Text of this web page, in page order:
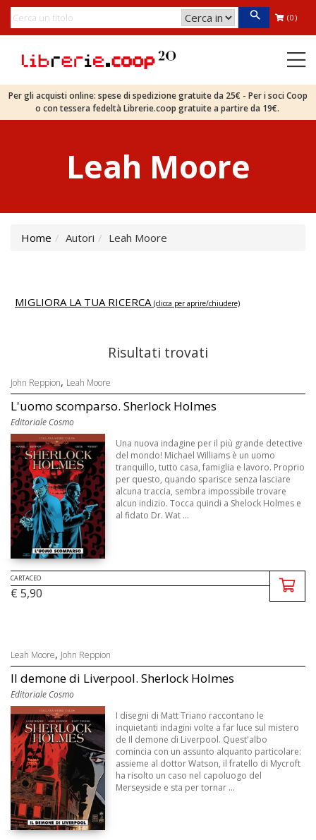
(0)
Per gli acquisti online: spese di spedizione gratuite da 25€ - Per i soci Coop
o con tessera fedeltà Librerie.coop gratuite a partire da 19€.
Leah Moore
Home Autori Leah Moore
MIGLIORA LA TUA RICERCA (clicca per aprire/chiudere)
Risultati trovati
John Reppion, Leah Moore
L'uomo scomparso. Sherlock Holmes
Editoriale Cosmo
Una nuova indagine per il più grande detective
del mondo! Michael Williams è un uomo
tranquillo, tutto casa, famiglia e lavoro. Proprio
per questo, quando sparisce senza lasciare
alcuna traccia, sembra impossibile trovare
alcun indizio. Tocca quindi a Shelock Holmes e
al fidato Dr. Wat ...
CARTACEO
€ 5,90
Leah Moore, John Reppion
Il demone di Liverpool. Sherlock Holmes
Editoriale Cosmo
I disegni di Matt Triano raccontano le
inquietanti indagini volte a far luce sul mistero
de Il demone di Liverpool. Quest'albo
comincia con un assunto alquanto particolare:
assieme al dottor Watson, il fratello di Mycroft
ha risolto un caso nel capoluogo del
Merseyside e sta per tornar ...